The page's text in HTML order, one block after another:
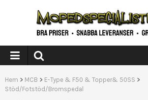
Hem > MCB > E-Type & F50 & Topper& 50SS >
Stöd/Fotstöd/Bromspedal